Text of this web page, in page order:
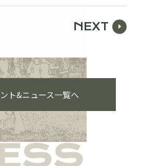
NEXT
ト&ニュース一覧へ